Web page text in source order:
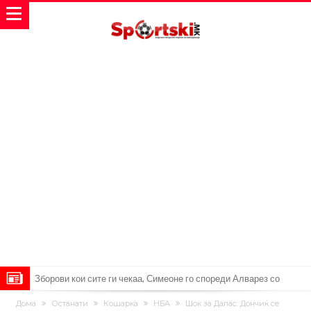
Зборови кои сите ги чекаа, Симеоне го спореди Алварез со
Гризман
Реал Мадрид ја прекинува потрагата по нов играч за врска
Дома Останати Кошарка НБА
Шок за Далас: Дончиќ се